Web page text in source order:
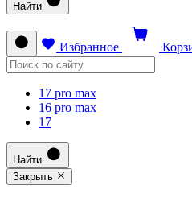
Найти
Избранное
17 pro max
16 pro max
17
Найти
Закрыть